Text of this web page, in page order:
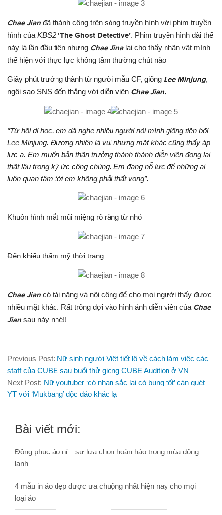
Chae Jian đã thành công trên sóng truyền hình với phim truyền
hình của KBS2 ‘The Ghost Detective’. Phim truyền hình dài thế
này là lần đầu tiên nhưng Chae Jinalại cho thấy nhân vật mình
thể hiện với thực lực không tầm thường chút nào.
Giây phút trưởng thành từ người mẫu CF, giống Lee Minjung,
ngôi sao SNS đến thẳng với diễn viên Chae Jian.
“Từhồi đi học, em đã nghe nhiều ngườinói mình giống tiền bối
Lee Minjung. Đương nhiên là vui nhưng mặt khác cũng thấy áp
lực ạ. Em muốn bản thân trưởng thành thành diễn viên đọng lại
thật lâu trong ký ức công chúng. Em đang nỗ lực để những ai
luôn quan tâm tớiem không phải thất vọng”.
Khuôn hình mắt mũi miệng rõ ràng từ nhỏ
Đến khiếu thẩm mỹ thời trang
Chae Jian có tài năng và nội công để cho mọi người thấy được
nhiều mặt khác. Rất trông đợi vào hình ảnh diễn viên của Chae
Jian sau này nhé!!
Previous Post: Nữ sinh người Việt tiết lộ về cách làm việc các
staff của CUBE sau buổi thử giọng CUBE Audition ở VN
Next Post: Nữ youtuber ‘có nhan sắc lại có bụng tốt’ càn quét
YT với ‘Mukbang’ độc đáo khác lạ
Bài viết mới:
Đồng phục áo nỉ – sự lựa chọn hoàn hảo trong mùa đông
lạnh
4 mẫu in áo đẹp được ưa chuộng nhất hiện nay cho mọi
loại áo